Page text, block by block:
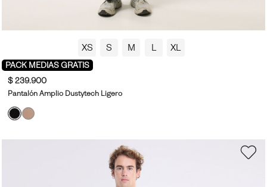
XS S M L XL
PACK MEDIAS GRATIS
$ 239.900
Pantalón Amplio Dustytech Ligero